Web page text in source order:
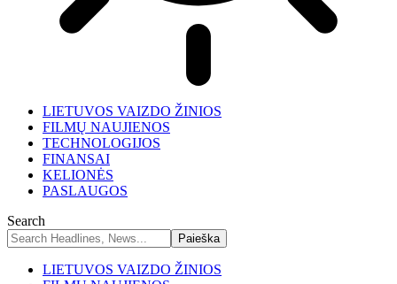
LIETUVOS VAIZDO ŽINIOS
FILMŲ NAUJIENOS
TECHNOLOGIJOS
FINANSAI
KELIONĖS
PASLAUGOS
Search
LIETUVOS VAIZDO ŽINIOS